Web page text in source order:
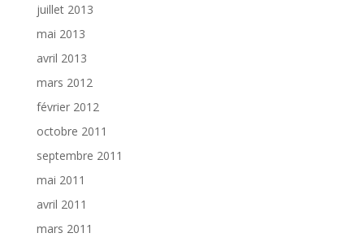
juillet 2013
mai 2013
avril 2013
mars 2012
février 2012
octobre 2011
septembre 2011
mai 2011
avril 2011
mars 2011